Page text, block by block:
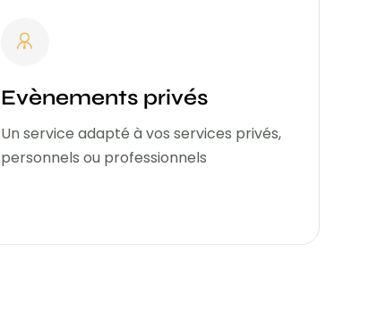
Evènements privés
Un service adapté à vos services privés,
personnels ou professionnels